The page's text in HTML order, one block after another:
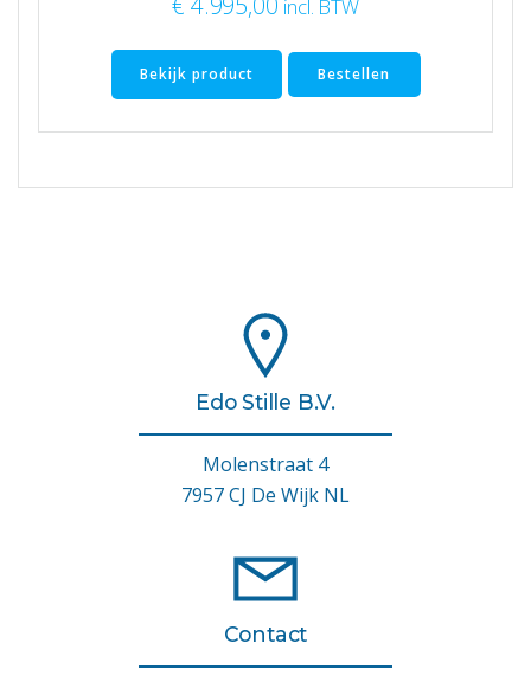
incl. BTW
Bekijk product Bestellen
Edo Stille B.V.
Molenstraat 4
7957 CJ De Wijk NL
Contact